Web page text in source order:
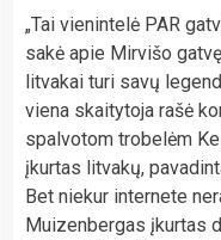
„Tai vienintelė PAR
sakė apie Mirvišo
litvakai turi savų
viena skaitytoja rašė
spalvotom trobelėm
įkurtas litvakų,
Bet niekur internete
Muizenbergas įkurtas